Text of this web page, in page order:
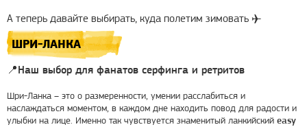
А теперь давайте выбирать, куда полетим зимовать ✈
ШРИ-ЛАНКА
📍Наш выбор для фанатов серфинга и ретритов
Шри-Ланка – это о размеренности, умении расслабиться и
наслаждаться моментом, в каждом дне находить повод для радости и
улыбки на лице. Именно так чувствуется знаменитый ланкийский easy